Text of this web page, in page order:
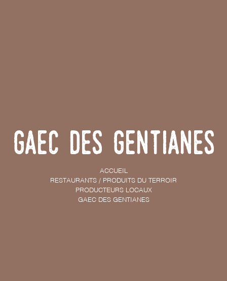
GAEC des Gentianes
ACCUEIL
RESTAURANTS / PRODUITS DU TERROIR
PRODUCTEURS LOCAUX
GAEC DES GENTIANES